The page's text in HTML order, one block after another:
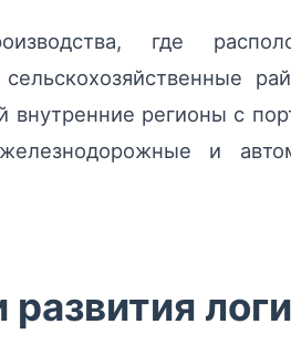
где
регионы с
и